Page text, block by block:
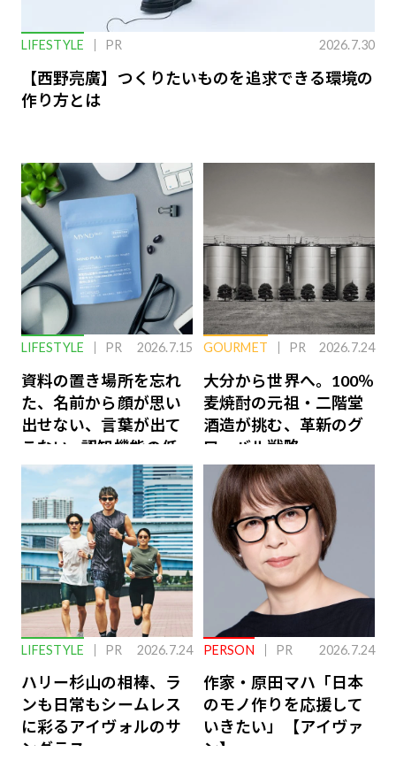
LIFESTYLE PR 2026.7.30
【西野亮廣】つくりたいものを追求できる環境の
作り方とは
LIFESTYLE PR 2026.7.15
資料の置き場所を忘れ
た、名前から顔が思い
出せない、言葉が出て
こない…認知機能の低
下を救う、脳のインナ
ーケアとは
GOURMET PR 2026.7.24
大分から世界へ。100％
麦焼酎の元祖・二階堂
酒造が挑む、革新のグ
ローバル戦略
LIFESTYLE PR 2026.7.24
ハリー杉山の相棒、ラ
ンも日常もシームレス
に彩るアイヴォルのサ
ングラス
PERSON PR 2026.7.24
作家・原田マハ「日本
のモノ作りを応援して
いきたい」【アイヴァ
ン】